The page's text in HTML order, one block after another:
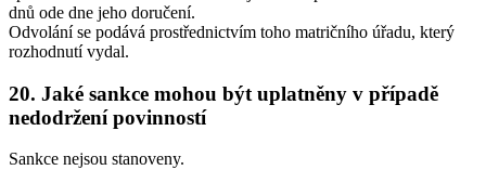
dnů ode dne jeho doručení.
Odvolání se podává prostřednictvím toho matričního úřadu, který
rozhodnutí vydal.
20. Jaké sankce mohou být uplatněny v případě
nedodržení povinností
Sankce nejsou stanoveny.